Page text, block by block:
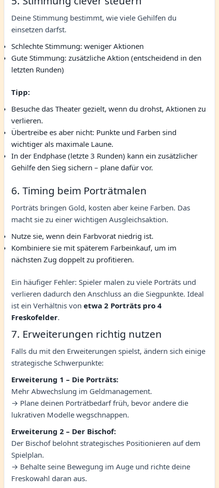
Deine Stimmung bestimmt, wie viele Gehilfen du
einsetzen darfst.
Schlechte Stimmung: weniger Aktionen
Gute Stimmung: zusätzliche Aktion (entscheidend in den
letzten Runden)
Tipp:
Besuche das Theater gezielt, wenn du drohst, Aktionen zu
verlieren.
Übertreibe es aber nicht: Punkte und Farben sind
wichtiger als maximale Laune.
In der Endphase (letzte 3 Runden) kann ein zusätzlicher
Gehilfe den Sieg sichern – plane dafür vor.
6. Timing beim Porträtmalen
Porträts bringen Gold, kosten aber keine Farben. Das
macht sie zu einer wichtigen Ausgleichsaktion.
Nutze sie, wenn dein Farbvorat niedrig ist.
Kombiniere sie mit späterem Farbeinkauf, um im
nächsten Zug doppelt zu profitieren.
Ein häufiger Fehler: Spieler malen zu viele Porträts und
verlieren dadurch den Anschluss an die Siegpunkte. Ideal
ist ein Verhältnis von etwa 2 Porträts pro 4
Freskofelder.
7. Erweiterungen richtig nutzen
Falls du mit den Erweiterungen spielst, ändern sich einige
strategische Schwerpunkte:
Erweiterung 1 – Die Porträts:
Mehr Abwechslung im Geldmanagement.
→ Plane deinen Porträtbedarf früh, bevor andere die
lukrativen Modelle wegschnappen.
Erweiterung 2 – Der Bischof:
Der Bischof belohnt strategisches Positionieren auf dem
Spielplan.
→ Behalte seine Bewegung im Auge und richte deine
Freskowahl daran aus.